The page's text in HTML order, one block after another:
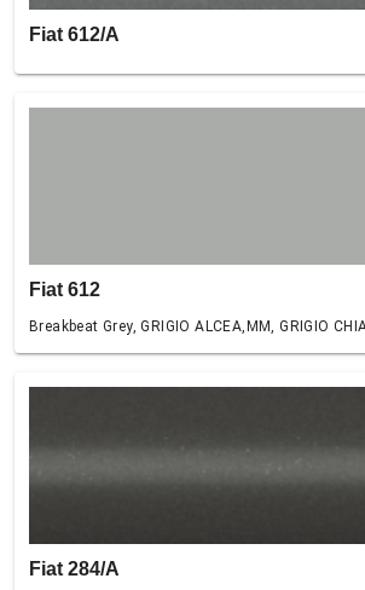
Fiat 612/A
Fiat 612
Breakbeat Grey, GRIGIO ALCEA,MM, GRIGIO
Fiat 284/A